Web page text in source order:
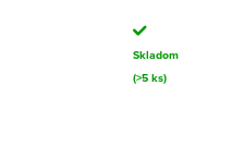
Skladom
(>5 ks)